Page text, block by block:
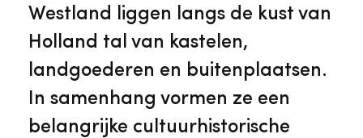
Ervenconsulent
Bekijk alle diensten
Voorpagina Monumentenwacht
Algemene voorwaarden
Bekijk meer over ons
Westland liggen langs de kust van
Holland tal van kastelen,
landgoederen en buitenplaatsen.
In samenhang vormen ze een
belangrijke cultuurhistorische